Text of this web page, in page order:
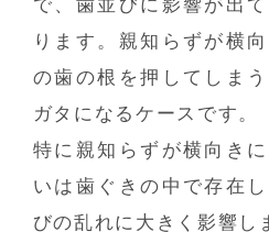
で、歯並びに影響が出
ります。親知らずが横
の歯の根を押してしま
ガタになるケースです。
特に親知らずが横向き
いは歯ぐきの中で存在
びの乱れに大きく影響し